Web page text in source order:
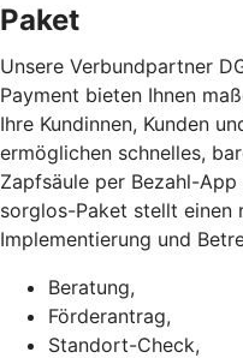
Paket
Unsere Verbundpartner
Payment bieten Ihnen
Ihre Kundinnen, Kunden
ermöglichen schnelles,
Zapfsäule per Bezahl-
sorglos-Paket stellt einen
Implementierung und
Beratung,
Förderantrag,
Standort-Check,